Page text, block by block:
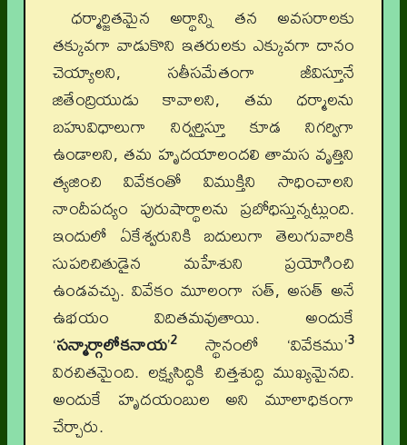
ధర్మార్జితమైన అర్థాన్ని తన అవసరాలకు
తక్కువగా వాడుకొని ఇతరులకు ఎక్కువగా దానం
చెయ్యాలని, సతీసమేతంగా జీవిస్తూనే
జితేంద్రియుడు కావాలని, తమ ధర్మాలను
బహువిధాలుగా నిర్వర్తిస్తూ కూడ నిగర్విగా
ఉండాలని, తమ హృదయాలందలి తామస వృత్తిని
త్యజించి వివేకంతో విముక్తిని సాధించాలని
నాందీపద్యం పురుషార్థాలను ప్రబోధిస్తున్నట్లుంది.
ఇందులో ఏకేశ్వరునికి బదులుగా తెలుగువారికి
సుపరిచితుడైన మహేశుని ప్రయోగించి
ఉండవచ్చు. వివేకం మూలంగా సత్, అసత్ అనే
ఉభయం విదితమవుతాయి. అందుకే
‘సన్మార్గాలోకనాయ’2 స్థానంలో ‘వివేకము’3
విరచితమైంది. లక్ష్యసిద్ధికి చిత్తశుద్ధి ముఖ్యమైనది.
అందుకే హృదయంబుల అని మూలాధికంగా
చేర్చారు.